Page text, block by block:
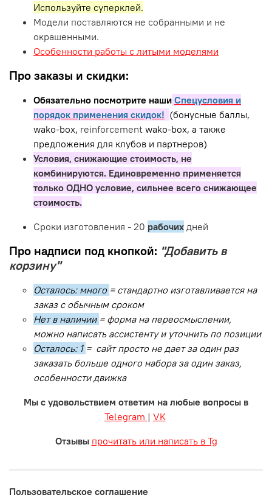
Используйте суперклей.
Модели поставляются не собранными и не
окрашенными.
Особенности работы с литыми моделями
Про заказы и скидки:
Обязательно посмотрите наши Спецусловия и
порядок применения скидок! (бонусные баллы,
wako-box, reinforcement wako-box, а также
предложения для клубов и партнеров)
Условия, снижающие стоимость, не
комбинируются. Единовременно применяется
только ОДНО условие, сильнее всего снижающее
стоимость.
Сроки изготовления - 20 рабочих дней
Про надписи под кнопкой: "Добавить в
корзину"
Осталось: много = стандартно изготавливается на
заказ с обычным сроком
Нет в наличии = форма на переосмыслении,
можно написать ассистенту и уточнить по позиции
Осталось: 1 = сайт просто не дает за один раз
заказать больше одного набора за один заказ,
особенности движка
Мы с удовольствием ответим на любые вопросы в
Telegram | VK
Отзывы прочитать или написать в Tg
Пользовательское соглашение